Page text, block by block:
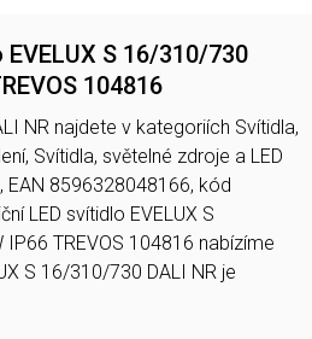
S 16/310/730
104816
NR najdete v kategoriích Svítidla,
Svítidla, světelné zdroje a LED
8596328048166, kód
LED svítidlo EVELUX S
TREVOS 104816 nabízíme
S 16/310/730 DALI NR je